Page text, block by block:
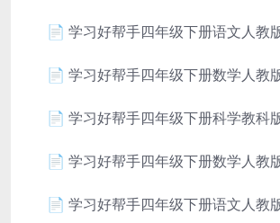
📄 学习好帮手四年级下册语文人教
📄 学习好帮手四年级下册数学人教
📄 学习好帮手四年级下册科学教科
📄 学习好帮手四年级下册数学人教
📄 学习好帮手四年级下册语文人教